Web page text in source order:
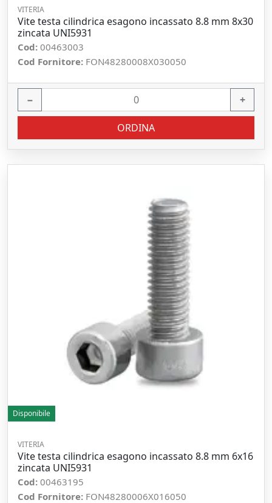
VITERIA
Vite testa cilindrica esagono incassato 8.8 mm 8x30
zincata UNI5931
Cod: 00463003
Cod Fornitore: FON48280008X030050
− +
ORDINA
Disponibile
VITERIA
Vite testa cilindrica esagono incassato 8.8 mm 6x16
zincata UNI5931
Cod: 00463195
Cod Fornitore: FON48280006X016050